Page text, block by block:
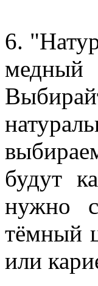
6.
медный
будут
нужно
тёмный
или